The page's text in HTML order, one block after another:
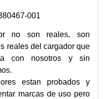
001
no son reales, son
reales del cargador que
con nosotros y sin
estan probados y
marcas de uso pero